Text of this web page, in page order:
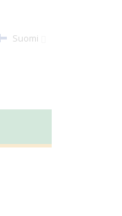
Suomi